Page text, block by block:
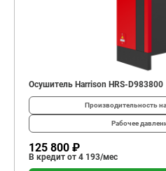
Осушитель Harrison HRS-D983800
Производительность
Рабочее
125 800 ₽
В кредит от 4 193/мес